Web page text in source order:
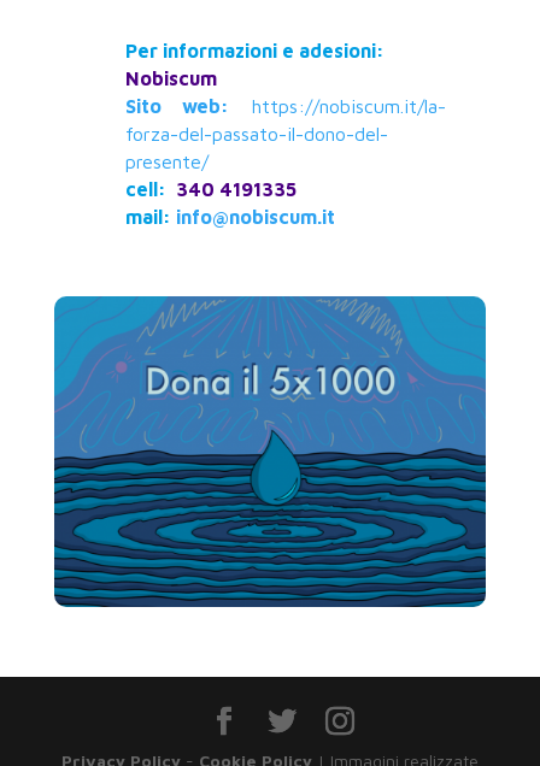
Per informazioni e adesioni:
Nobiscum
Sito web:
https://nobiscum.it/la-
forza-del-passato-il-dono-del-
presente/
cell: 340 4191335
mail: info@nobiscum.it
Privacy Policy- Cookie Policy| Immagini realizzate